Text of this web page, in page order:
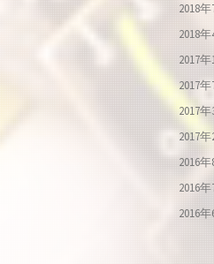
2018年
2018年
2017年
2017年
2017年
2017年
2016年
2016
2016